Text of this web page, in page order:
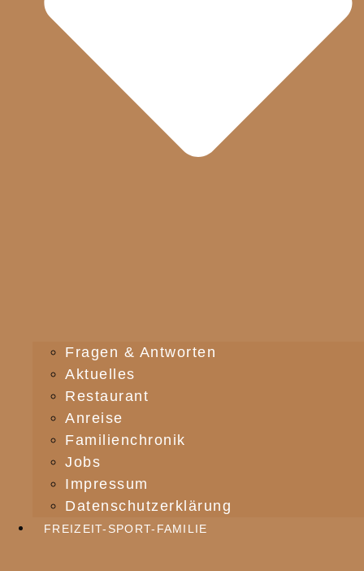
Fragen & Antworten
Aktuelles
Restaurant
Anreise
Familienchronik
Jobs
Impressum
Datenschutzerklärung
FREIZEIT-SPORT-FAMILIE